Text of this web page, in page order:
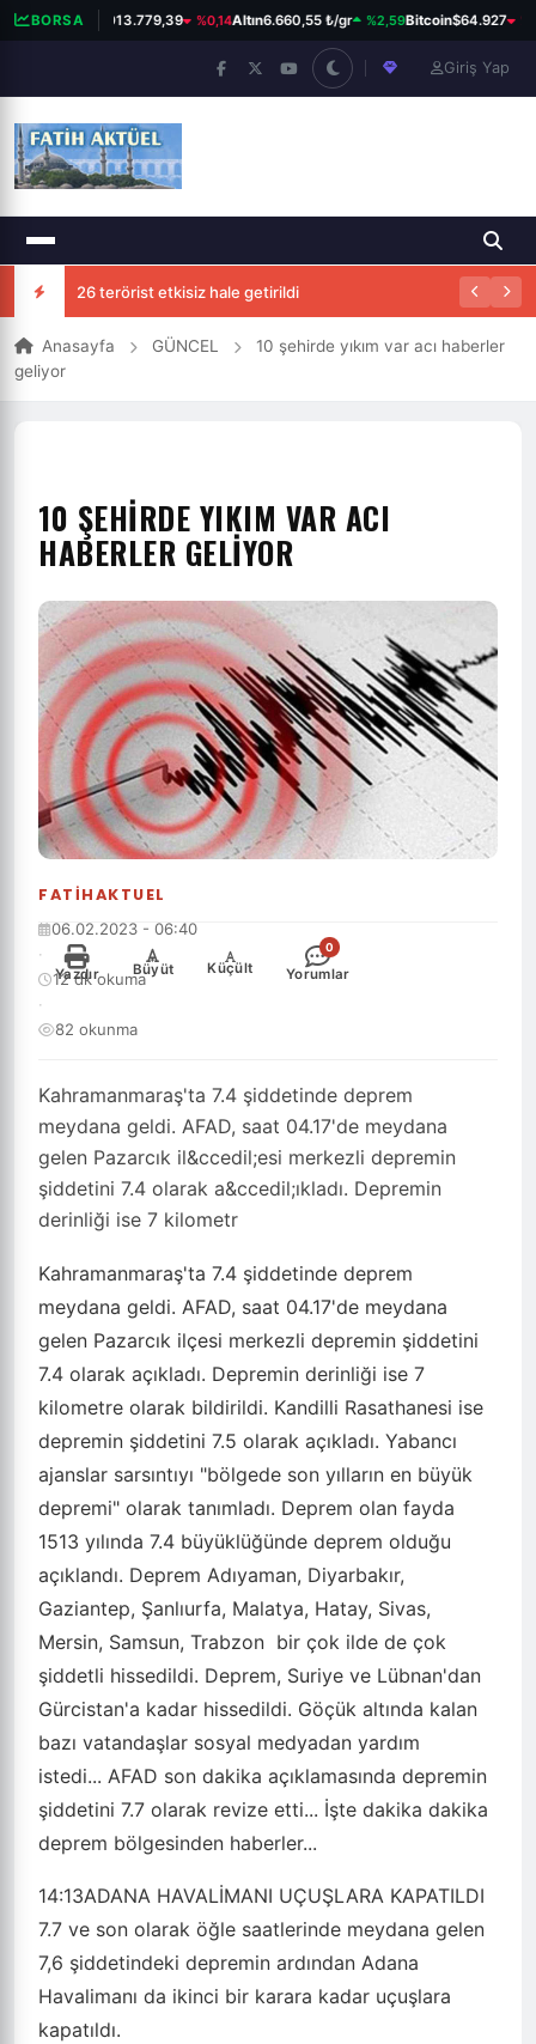
BORSA
BIST 100 13.779,39 %0,14Altın6.660,55 ₺/gr %2,59Bitcoin$64.927
Giriş Yap
26 terörist etkisiz hale getirildi
Rus askerleri Kazakistan'a girdi
Anasayfa GÜNCEL
10 şehirde yıkım var acı haberler
geliyor
FATIHAKTUEL
10 ŞEHIRDE YIKIM VAR ACI
HABERLER GELIYOR
Kahramanmaraş'ta 7.4 şiddetinde deprem
meydana geldi. AFAD, saat 04.17'de meydana
gelen Pazarcık il&ccedil;esi merkezli depremin
şiddetini 7.4 olarak a&ccedil;ıkladı. Depremin
derinliği ise 7 kilometr
06.02.2023 - 06:40
·
12 dk okuma
·
82 okunma
Yazdır
+
Büyüt
-
Küçült
0
Yorumlar
Kahramanmaraş'ta 7.4 şiddetinde deprem
meydana geldi. AFAD, saat 04.17'de meydana
gelen Pazarcık ilçesi merkezli depremin şiddetini
7.4 olarak açıkladı. Depremin derinliği ise 7
kilometre olarak bildirildi. Kandilli Rasathanesi ise
depremin şiddetini 7.5 olarak açıkladı. Yabancı
ajanslar sarsıntıyı "bölgede son yılların en büyük
depremi" olarak tanımladı. Deprem olan fayda
1513 yılında 7.4 büyüklüğünde deprem olduğu
açıklandı. Deprem Adıyaman, Diyarbakır,
Gaziantep, Şanlıurfa, Malatya, Hatay, Sivas,
Mersin, Samsun, Trabzon bir çok ilde de çok
şiddetli hissedildi. Deprem, Suriye ve Lübnan'dan
Gürcistan'a kadar hissedildi. Göçük altında kalan
bazı vatandaşlar sosyal medyadan yardım
istedi... AFAD son dakika açıklamasında depremin
şiddetini 7.7 olarak revize etti... İşte dakika dakika
deprem bölgesinden haberler...
14:13ADANA HAVALİMANI UÇUŞLARA KAPATILDI
7.7 ve son olarak öğle saatlerinde meydana gelen
7,6 şiddetindeki depremin ardından Adana
Havalimanı da ikinci bir karara kadar uçuşlara
kapatıldı.